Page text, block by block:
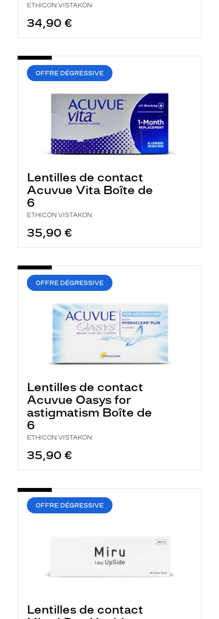
ETHICON VISTAKON
34,90 €
OFFRE DÉGRESSIVE
Lentilles de contact
Acuvue Vita Boîte de
6
ETHICON VISTAKON
35,90 €
OFFRE DÉGRESSIVE
Lentilles de contact
Acuvue Oasys for
astigmatism Boîte de
6
ETHICON VISTAKON
35,90 €
OFFRE DÉGRESSIVE
Lentilles de contact